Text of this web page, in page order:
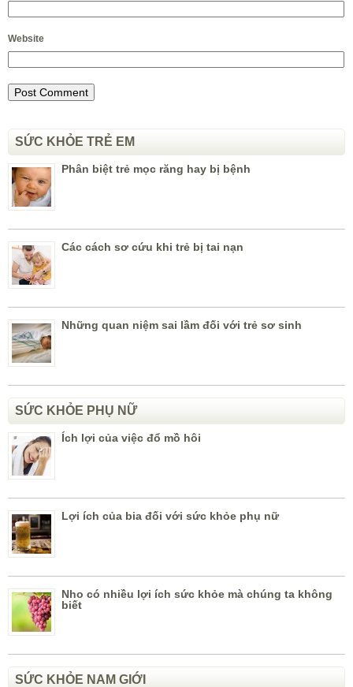
Website
SỨC KHỎE TRẺ EM
Phân biệt trẻ mọc răng hay bị bệnh
Các cách sơ cứu khi trẻ bị tai nạn
Những quan niệm sai lầm đối với trẻ sơ sinh
SỨC KHỎE PHỤ NỮ
Ích lợi của việc đổ mồ hôi
Lợi ích của bia đối với sức khỏe phụ nữ
Nho có nhiều lợi ích sức khỏe mà chúng ta không
biết
SỨC KHỎE NAM GIỚI